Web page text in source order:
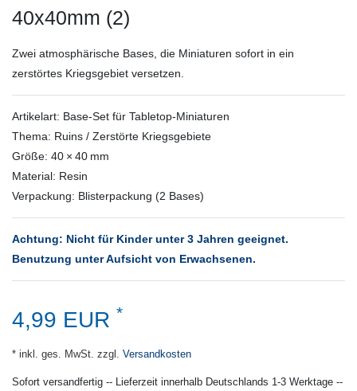
40x40mm (2)
Zwei atmosphärische Bases, die Miniaturen sofort in ein
zerstörtes Kriegsgebiet versetzen.
Artikelart: Base‑Set für Tabletop‑Miniaturen
Thema: Ruins / Zerstörte Kriegsgebiete
Größe: 40 × 40 mm
Material: Resin
Verpackung: Blisterpackung (2 Bases)
Achtung: Nicht für Kinder unter 3 Jahren geeignet.
Benutzung unter Aufsicht von Erwachsenen.
4,99 EUR *
* inkl. ges. MwSt. zzgl. Versandkosten
Sofort versandfertig -- Lieferzeit innerhalb Deutschlands 1-3 Werktage --